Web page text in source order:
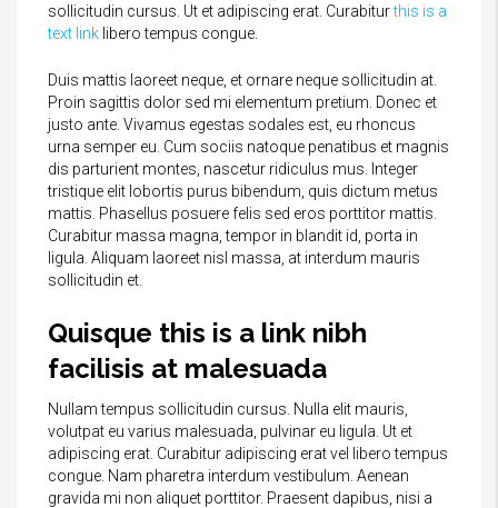
sollicitudin cursus. Ut et adipiscing erat. Curabiturthis is a
text link libero tempus congue.
Duis mattis laoreet neque, et ornare neque sollicitudin at.
Proin sagittis dolor sed mi elementum pretium. Donec et
justo ante. Vivamus egestas sodales est, eu rhoncus
urna semper eu. Cum sociis natoque penatibus et magnis
dis parturient montes, nascetur ridiculus mus. Integer
tristique elit lobortis purus bibendum, quis dictum metus
mattis. Phasellus posuere felis sed eros porttitor mattis.
Curabitur massa magna, tempor in blandit id, porta in
ligula. Aliquam laoreet nisl massa, at interdum mauris
sollicitudin et.
Quisque this is a link nibh
facilisis at malesuada
Nullam tempus sollicitudin cursus. Nulla elit mauris,
volutpat eu varius malesuada, pulvinar eu ligula. Ut et
adipiscing erat. Curabitur adipiscing erat vel libero tempus
congue. Nam pharetra interdum vestibulum. Aenean
gravida mi non aliquet porttitor. Praesent dapibus, nisi a